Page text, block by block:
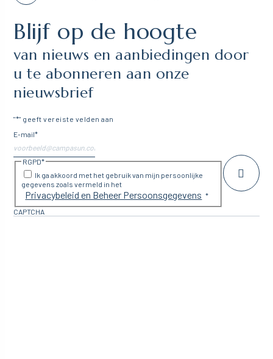
Blijf op de hoogte
van nieuws en aanbiedingen door
u te abonneren aan onze
nieuwsbrief
"*" geeft vereiste velden aan
E-mail*
RGPD*
Ik ga akkoord met het gebruik van mijn persoonlijke
gegevens zoals vermeld in het
Privacybeleid en Beheer Persoonsgegevens *
CAPTCHA